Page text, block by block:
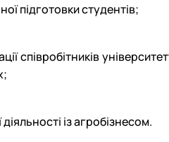
підготовки студентів;
співробітників
із агробізнесом.